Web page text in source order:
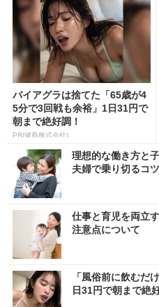
バイアグラは捨てた「65歳が4
5分で3回戦も余裕」1日31円で
朝まで絶好調！
PR(健商株式会社)
理想的な働き方と
夫婦で乗り切るコツ
仕事と育児を両立
注意点について
「風俗前に飲むだ
日31円で朝まで絶